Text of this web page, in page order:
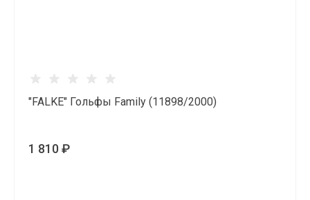
"FALKE" Гольфы Family (11898/2000)
1 810 ₽